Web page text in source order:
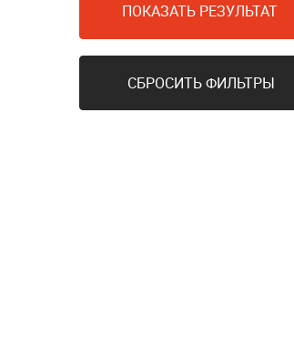
ПОКАЗАТЬ РЕЗУЛЬТАТ
СБРОСИТЬ ФИЛЬТРЫ